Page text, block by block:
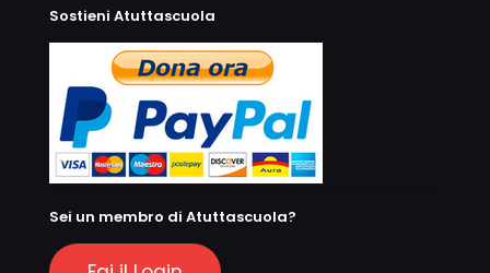
Sostieni Atuttascuola
Sei un membro di Atuttascuola?